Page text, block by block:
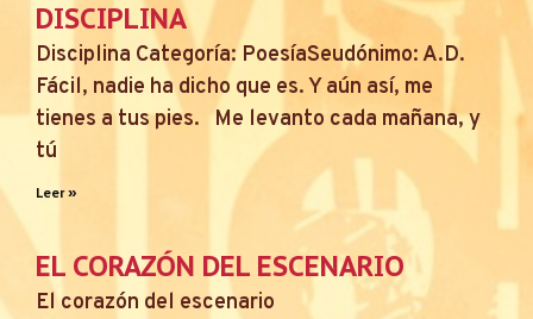
DISCIPLINA
Disciplina Categoría: PoesíaSeudónimo: A.D.
Fácil, nadie ha dicho que es. Y aún así, me
tienes a tus pies. Me levanto cada mañana, y
tú
Leer »
EL CORAZÓN DEL ESCENARIO
El corazón del escenario